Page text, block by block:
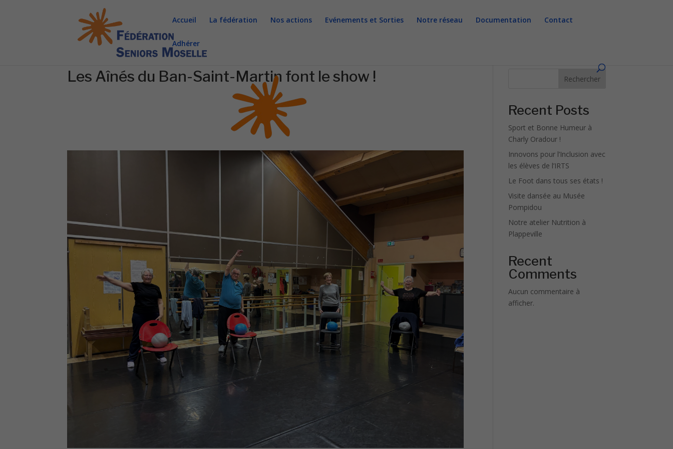
Accueil La fédération Nos actions Evénements et Sorties Notre réseau Documentation Contact
Adhérer
Les Aînés du Ban-Saint-Martin font le show ! Rechercher
Recent Posts
Sport et Bonne Humeur à
Charly Oradour !
Innovons pour l’Inclusion avec
les élèves de l’IRTS
Le Foot dans tous ses états !
Visite dansée au Musée
Pompidou
Notre atelier Nutrition à
Plappeville
Recent
Comments
Aucun commentaire à
afficher.